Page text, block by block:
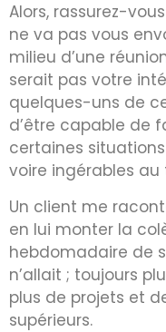
Alors, rassurez-
ne va pas vous
milieu d’une
serait pas votre
quelques-uns de
d’être capable de
certaines
voire ingérables au
Un client me
en lui monter la
hebdomadaire de
n’allait ; toujours
plus de projets et
supérieurs.